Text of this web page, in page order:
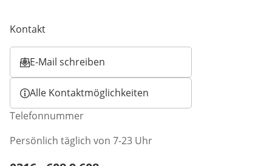
Kontakt
E-Mail schreiben
Öffnet E-Mail-Client
Alle Kontaktmöglichkeiten
Telefonnummer
Persönlich täglich von 7-23 Uhr